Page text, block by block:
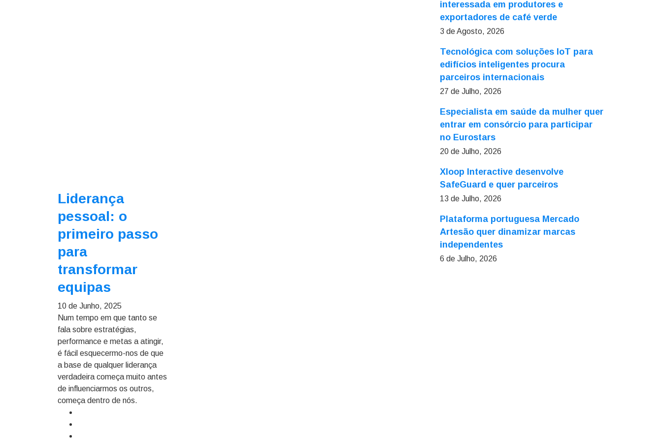
Liderança
pessoal: o
primeiro passo
para
transformar
equipas
10 de Junho, 2025
Num tempo em que tanto se
fala sobre estratégias,
performance e metas a atingir,
é fácil esquecermo-nos de que
a base de qualquer liderança
verdadeira começa muito antes
de influenciarmos os outros,
começa dentro de nós.
interessada em produtores e
exportadores de café verde
3 de Agosto, 2026
Tecnológica com soluções IoT para
edifícios inteligentes procura
parceiros internacionais
27 de Julho, 2026
Especialista em saúde da mulher quer
entrar em consórcio para participar
no Eurostars
20 de Julho, 2026
Xloop Interactive desenvolve
SafeGuard e quer parceiros
13 de Julho, 2026
Plataforma portuguesa Mercado
Artesão quer dinamizar marcas
independentes
6 de Julho, 2026